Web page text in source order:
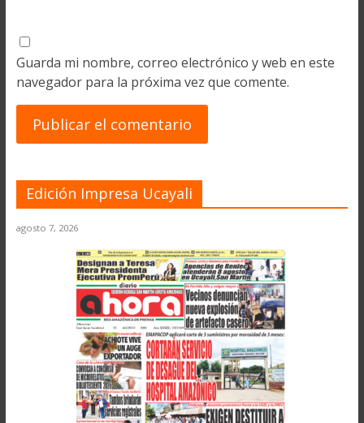
Guarda mi nombre, correo electrónico y web en este
navegador para la próxima vez que comente.
Edición Impresa Ucayali
agosto 7, 2026